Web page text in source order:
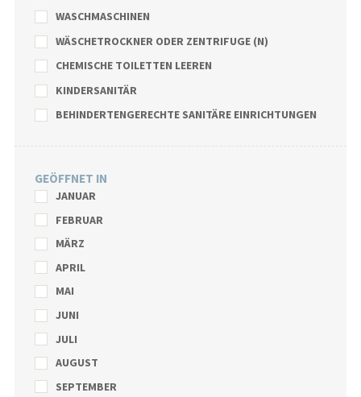
WASCHMASCHINEN
WÄSCHETROCKNER ODER ZENTRIFUGE (N)
CHEMISCHE TOILETTEN LEEREN
KINDERSANITÄR
BEHINDERTENGERECHTE SANITÄRE EINRICHTUNGEN
GEÖFFNET IN
JANUAR
FEBRUAR
MÄRZ
APRIL
MAI
JUNI
JULI
AUGUST
SEPTEMBER